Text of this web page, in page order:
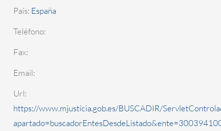
País: España
Teléfono:
Fax:
Email:
Url:
https://www.mjusticia.gob.es/BUSCADIR/